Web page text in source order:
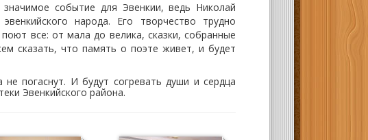
событие для Эвенкии, ведь Николай
народа. Его творчество трудно
все: от мала до велика, сказки, собранные
сказать, что память о поэте живет, и будет
погаснут. И будут согревать души и сердца
Эвенкийского района.